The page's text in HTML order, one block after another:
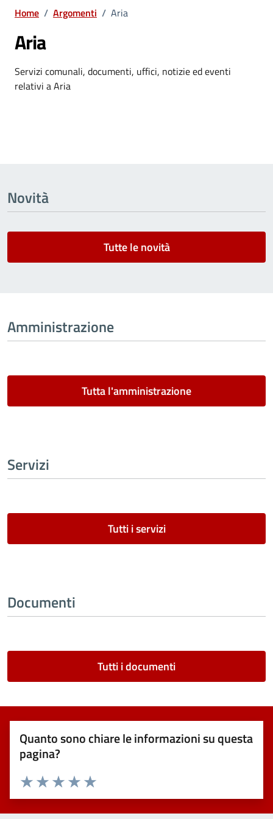
Home / Argomenti / Aria
Aria
Dettagli dell'argomento
Servizi comunali, documenti, uffici, notizie ed eventi
relativi a Aria
Novità
Tutte le novità
Amministrazione
Tutta l'amministrazione
Servizi
Tutti i servizi
Documenti
Tutti i documenti
Quanto sono chiare le informazioni su questa
pagina?
Valuta 5 stelle su 5
Valuta 4 stelle su 5
Valuta 3 stelle su 5
Valuta 2 stelle su 5
Valuta 1 stelle su 5